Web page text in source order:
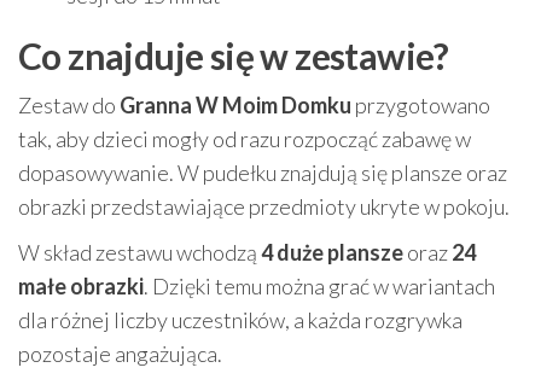
Co znajduje się w zestawie?
Zestaw do Granna W Moim Domku przygotowano
tak, aby dzieci mogły od razu rozpocząć zabawę w
dopasowywanie. W pudełku znajdują się plansze oraz
obrazki przedstawiające przedmioty ukryte w pokoju.
W skład zestawu wchodzą4 duże planszeoraz24
małe obrazki. Dzięki temu można grać w wariantach
dla różnej liczby uczestników, a każda rozgrywka
pozostaje angażująca.